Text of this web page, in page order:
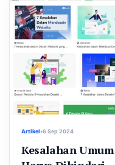
Artikel•6 Sep 2024
Kesalahan